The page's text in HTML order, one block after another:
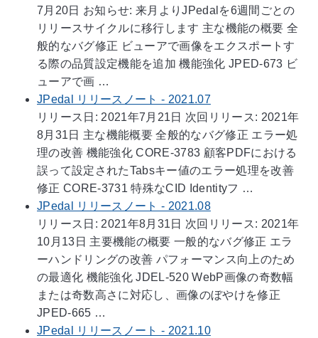
7月20日 お知らせ: 来月よりJPedalを6週間ごとの
リリースサイクルに移行します 主な機能の概要 全
般的なバグ修正 ビューアで画像をエクスポートす
る際の品質設定機能を追加 機能強化 JPED-673 ビ
ューアで画 …
JPedal リリースノート - 2021.07
リリース日: 2021年7月21日 次回リリース: 2021年
8月31日 主な機能概要 全般的なバグ修正 エラー処
理の改善 機能強化 CORE-3783 顧客PDFにおける
誤って設定されたTabsキー値のエラー処理を改善
修正 CORE-3731 特殊なCID Identityフ …
JPedal リリースノート - 2021.08
リリース日: 2021年8月31日 次回リリース: 2021年
10月13日 主要機能の概要 一般的なバグ修正 エラ
ーハンドリングの改善 パフォーマンス向上のため
の最適化 機能強化 JDEL-520 WebP画像の奇数幅
または奇数高さに対応し、画像のぼやけを修正
JPED-665 …
JPedal リリースノート - 2021.10